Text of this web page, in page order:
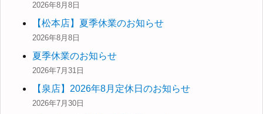
2026年8月8日
【松本店】夏季休業のお知らせ
2026年8月8日
夏季休業のお知らせ
2026年7月31日
【泉店】2026年8月定休日のお知らせ
2026年7月30日